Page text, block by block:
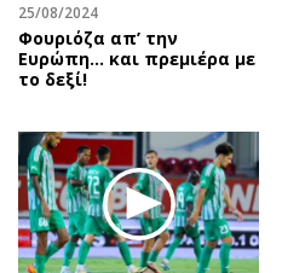
25/08/2024
Φουριόζα απ’ την
Ευρώπη… και πρεμιέρα με
το δεξί!